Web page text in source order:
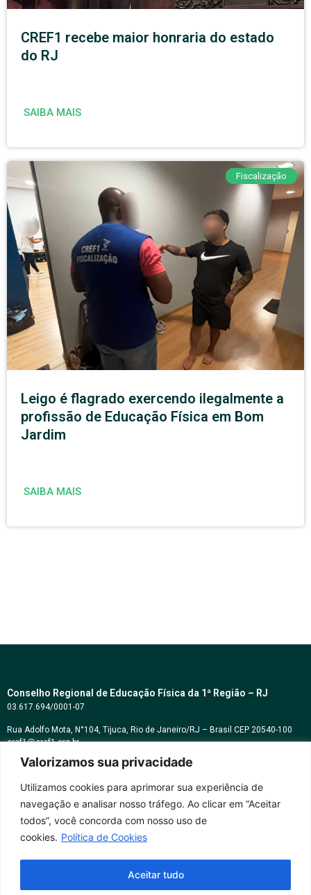
Valorizamos sua privacidade
Utilizamos cookies para aprimorar sua experiência de
navegação e analisar nosso tráfego. Ao clicar em “Aceitar
todos”, você concorda com nosso uso de
cookies. Política de Cookies
Aceitar tudo
CREF1 recebe maior honraria do estado
do RJ
SAIBA MAIS
Fiscalização
Leigo é flagrado exercendo ilegalmente a
profissão de Educação Física em Bom
Jardim
SAIBA MAIS
Conselho Regional de Educação Física da 1ª Região – RJ
03.617.694/0001-07
Rua Adolfo Mota, N°104, Tijuca, Rio de Janeiro/RJ – Brasil CEP 20540-100
cref1@cref1.org.br
Assessoria de comunicação:
Horários de atendimento:
Whatsapp: (21) 2569-2398